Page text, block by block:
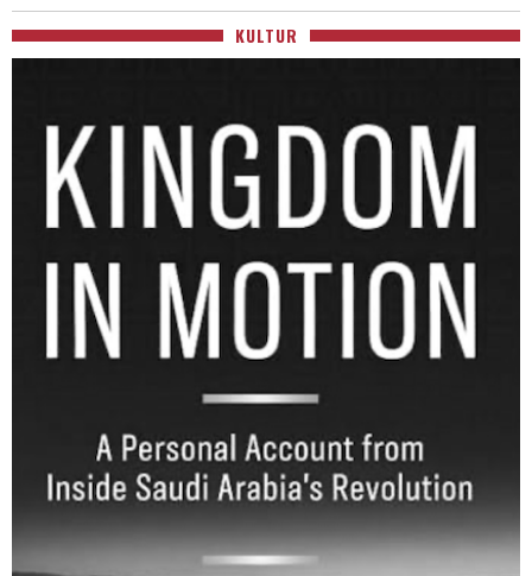
KULTUR